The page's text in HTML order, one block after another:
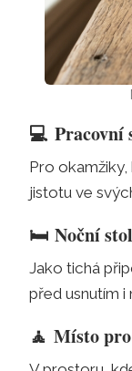
💻Pracovní
Pro
jistotu ve
🛏️Noční
Jako tichá
před usnutím i
🧘Místo